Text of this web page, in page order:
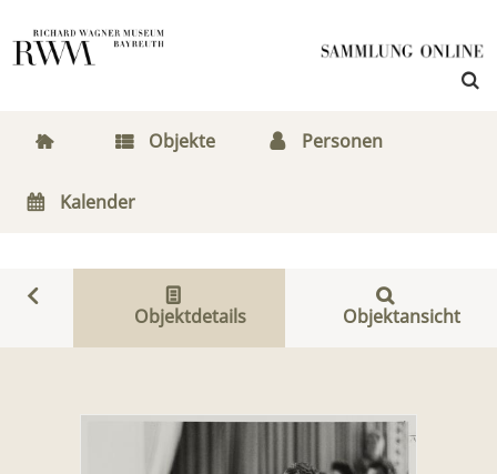
Objekte Personen
Kalender
Objektdetails Objektansicht